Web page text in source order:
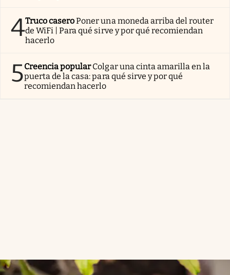
4Truco caseroPoner una moneda arriba del router
de WiFi | Para qué sirve y por qué recomiendan
hacerlo
5Creencia popularColgar una cinta amarilla en la
puerta de la casa: para qué sirve y por qué
recomiendan hacerlo